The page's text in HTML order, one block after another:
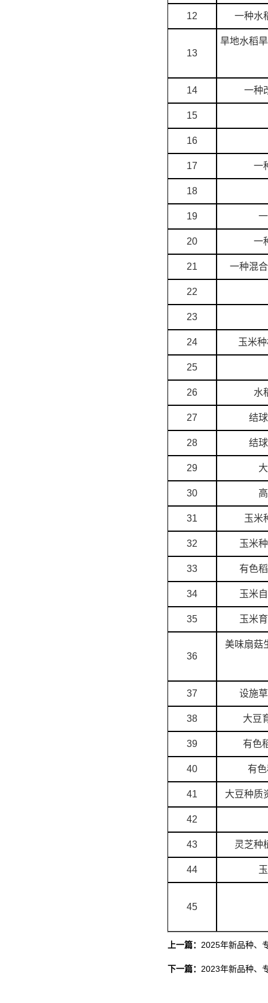
12 一种水
13
旱地水稻
14 一种
15
16
17 一
18
19
20 一
21 一种混
22
23
24 玉米
25
26 水
27 结
28 结
29
30
31 玉米
32 玉米
33 有色
34 玉米
35 玉米
36
美味扇菇
37 设施
38 大豆
39 有色
40 有
41 大豆种质
42
43 灵芝种
44
45
上一篇： 2025年新品种、
下一篇： 2023年新品种、